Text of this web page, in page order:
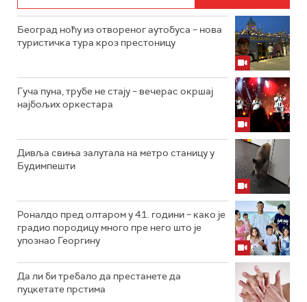
Београд ноћу из отвореног аутобуса – нова
туристичка тура кроз престоницу
Гуча пуна, трубе не стају – вечерас окршај
најбољих оркестара
Дивља свиња залутала на метро станицу у
Будимпешти
Роналдо пред олтаром у 41. години – како је
градио породицу много пре него што је
упознао Георгину
Да ли би требало да престанете да
пуцкетате прстима